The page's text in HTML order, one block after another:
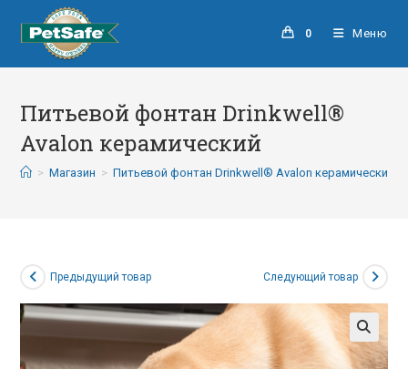
0 Меню
Питьевой фонтан Drinkwell®
Avalon керамический
> Магазин > Питьевой фонтан Drinkwell® Avalon керамический
Предыдущий товар Следующий товар